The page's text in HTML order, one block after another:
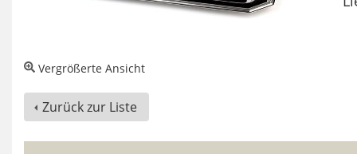
Vergrößerte Ansicht
Zurück zur Liste